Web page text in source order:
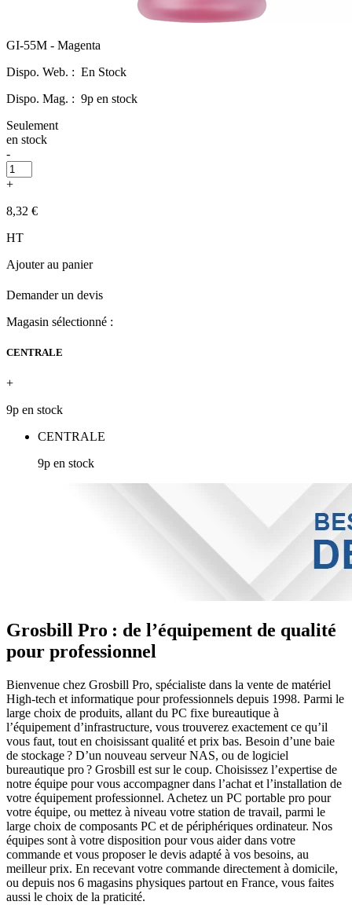
GI-55M - Magenta
Dispo. Web. : En Stock
Dispo. Mag. : 9p en stock
Seulement
en stock
-
+
8,32 €
HT
Ajouter au panier
Demander un devis
Magasin sélectionné :
CENTRALE
+
9p en stock
CENTRALE
9p en stock
Grosbill Pro : de l’équipement de qualité
pour professionnel
Bienvenue chez Grosbill Pro, spécialiste dans la vente de matériel
High-tech et informatique pour professionnels depuis 1998. Parmi le
large choix de produits, allant du PC fixe bureautique à
l’équipement d’infrastructure, vous trouverez exactement ce qu’il
vous faut, tout en choisissant qualité et prix bas. Besoin d’une baie
de stockage ? D’un nouveau serveur NAS, ou de logiciel
bureautique pro ? Grosbill est sur le coup. Choisissez l’expertise de
notre équipe pour vous accompagner dans l’achat et l’installation de
votre équipement professionnel. Achetez un PC portable pro pour
votre équipe, ou mettez à niveau votre station de travail, parmi le
large choix de composants PC et de périphériques ordinateur. Nos
équipes sont à votre disposition pour vous aider dans votre
commande et vous proposer le devis adapté à vos besoins, au
meilleur prix. En recevant votre commande directement à domicile,
ou depuis nos 6 magasins physiques partout en France, vous faites
aussi le choix de la praticité.